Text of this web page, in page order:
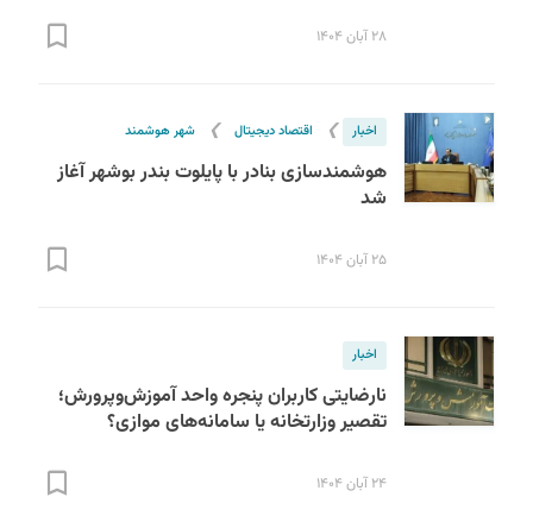
۲۸ آبان ۱۴۰۴
اخبار ❯ اقتصاد دیجیتال ❯ شهر هوشمند
هوشمندسازی بنادر با پایلوت بندر بوشهر آغاز
شد
۲۵ آبان ۱۴۰۴
اخبار
نارضایتی کاربران پنجره واحد آموزش‌وپرورش؛
تقصیر وزارتخانه یا سامانه‌های موازی؟
۲۴ آبان ۱۴۰۴